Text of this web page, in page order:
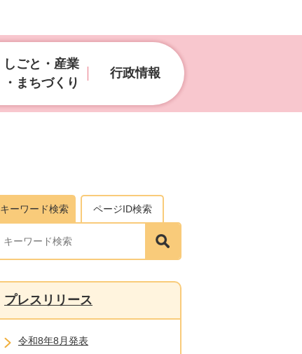
しごと・産業
・まちづくり
行政情報
キーワード検索 ページID検索
プレスリリース
令和8年8月発表